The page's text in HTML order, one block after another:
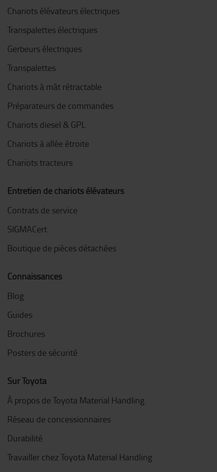
Chariots élévateurs électriques
Transpalettes électriques
Gerbeurs électriques
Transpalettes
Chariots à mât rétractable
Préparateurs de commandes
Chariots diesel & GPL
Chariots à allée étroite
Chariots tracteurs
Entretien de chariots élévateurs
Contrats de service
SIGMACert
Boutique de pièces détachées
Connaissances
Blog
Guides
Brochures
Posters de sécurité
Sur Toyota
À propos de Toyota Material Handling
Réseau de concessionnaires
Durabilité
Travailler chez Toyota Material Handling